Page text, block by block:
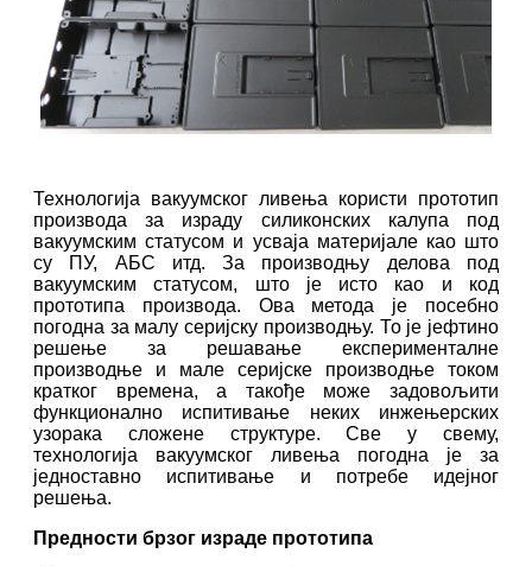
Технологија вакуумског ливења користи прототип
производа за израду силиконских калупа под
вакуумским статусом и усваја материјале као што
су ПУ, АБС итд. За производњу делова под
вакуумским статусом, што је исто као и код
прототипа производа. Ова метода је посебно
погодна за малу серијску производњу. То је јефтино
решење за решавање експерименталне
производње и мале серијске производње током
кратког времена, а такође може задовољити
функционално испитивање неких инжењерских
узорака сложене структуре. Све у свему,
технологија вакуумског ливења погодна је за
једноставно испитивање и потребе идејног
решења.
Предности брзог израде прототипа